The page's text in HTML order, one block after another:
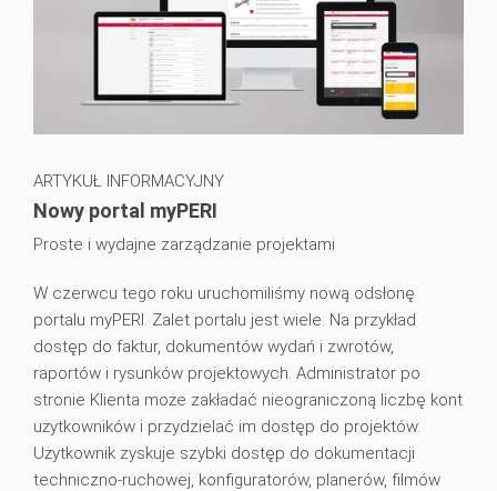
ARTYKUŁ INFORMACYJNY
Nowy portal myPERI
Proste i wydajne zarządzanie projektami
W czerwcu tego roku uruchomiliśmy nową odsłonę
portalu myPERI. Zalet portalu jest wiele. Na przykład
dostęp do faktur, dokumentów wydań i zwrotów,
raportów i rysunków projektowych. Administrator po
stronie Klienta może zakładać nieograniczoną liczbę kont
użytkowników i przydzielać im dostęp do projektów.
Użytkownik zyskuje szybki dostęp do dokumentacji
techniczno-ruchowej, konfiguratorów, planerów, filmów